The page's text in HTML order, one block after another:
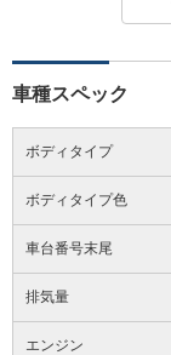
車種スペック
ボディタイプ
ボディタイプ色
車台番号末尾
排気量
エンジン